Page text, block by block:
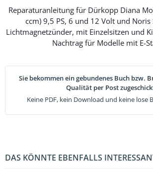
Reparaturanleitung für Dürkopp Diana
ccm) 9,5 PS, 6 und 12 Volt und
Lichtmagnetzünder, mit Einzelsitzen und
Nachtrag für Modelle mit E-
Sie bekommen ein gebundenes Buch bzw.
Qualität per Post
Keine PDF, kein Download und keine lose
DAS KÖNNTE EBENFALLS